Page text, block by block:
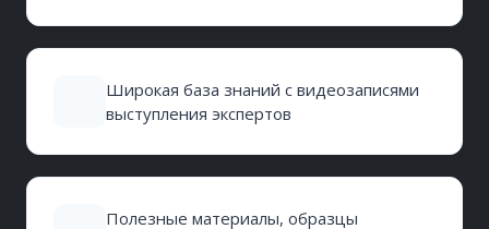
Широкая база знаний с видеозаписями
выступления экспертов
Полезные материалы, образцы